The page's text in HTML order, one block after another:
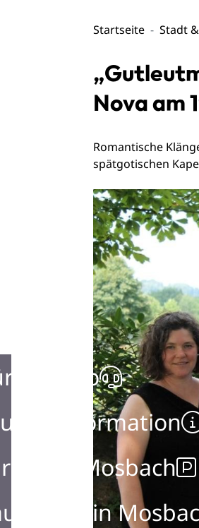
Startseite Stadt
Information
in Mosbach
in
Nova am
Romantische
spätgotischen